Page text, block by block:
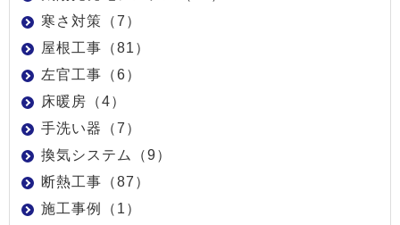
寒さ対策（7）
屋根工事（81）
左官工事（6）
床暖房（4）
手洗い器（7）
換気システム（9）
断熱工事（87）
施工事例（1）